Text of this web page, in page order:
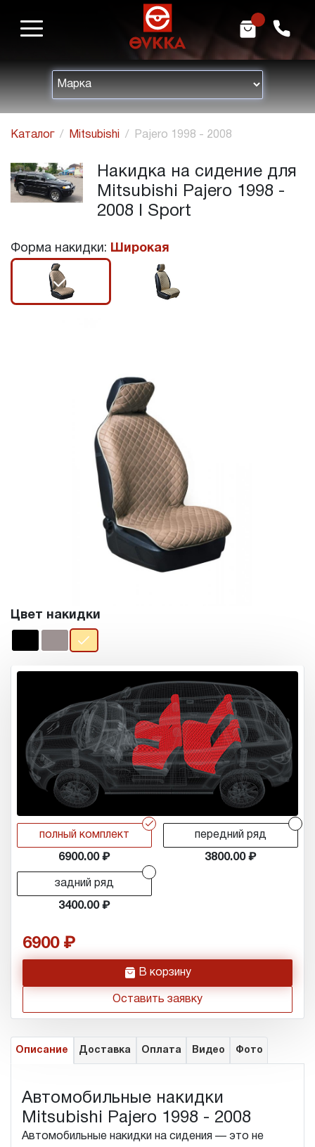
h m
Каталог Mitsubishi Pajero 1998 - 2008
Накидка на сидение для
Mitsubishi Pajero 1998 -
2008 I Sport
Форма накидки: Широкая
r
Цвет накидки
r
полный комплект
6900.00
передний ряд
3800.00
задний ряд
3400.00
6900
h В корзину
Оставить заявку
Описание Доставка Оплата Видео Фото
Автомобильные накидки
Mitsubishi Pajero 1998 - 2008
Автомобильные накидки на сидения — это не